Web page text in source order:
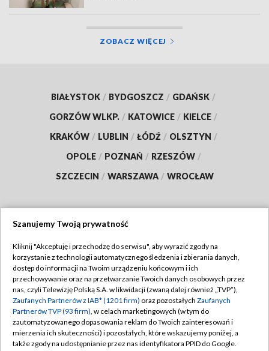
ZOBACZ WIĘCEJ
BIAŁYSTOK / BYDGOSZCZ / GDAŃSK /
GORZÓW WLKP. / KATOWICE / KIELCE /
KRAKÓW / LUBLIN / ŁÓDŹ / OLSZTYN /
OPOLE / POZNAŃ / RZESZÓW /
SZCZECIN / WARSZAWA / WROCŁAW
TVP
Abonament TVP
Emisja w TVP
Centrum informacji TVP
Naziemna Telewizja Cyfrowa
Regulamin TVP
Polityka prywatności
Moje zgody
Pomoc
Szanujemy Twoją prywatność
Kliknij "Akceptuję i przechodzę do serwisu", aby wyrazić zgody na
korzystanie z technologii automatycznego śledzenia i zbierania danych,
dostęp do informacji na Twoim urządzeniu końcowym i ich
przechowywanie oraz na przetwarzanie Twoich danych osobowych przez
nas, czyli Telewizję Polską S.A. w likwidacji (zwaną dalej również „TVP”),
Zaufanych Partnerów z IAB* (1201 firm) oraz pozostałych Zaufanych
Partnerów TVP (93 firm), w celach marketingowych (w tym do
zautomatyzowanego dopasowania reklam do Twoich zainteresowań i
mierzenia ich skuteczności) i pozostałych, które wskazujemy poniżej, a
także zgody na udostępnianie przez nas identyfikatora PPID do Google.